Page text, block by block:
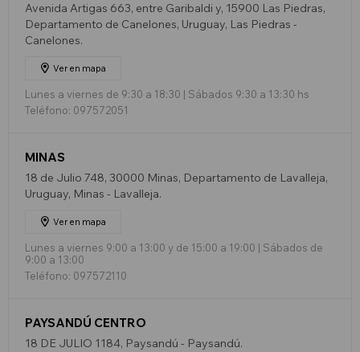
Avenida Artigas 663, entre Garibaldi y, 15900 Las Piedras,
Departamento de Canelones, Uruguay, Las Piedras -
Canelones.
Ver en mapa
Lunes a viernes de 9:30 a 18:30 | Sábados 9:30 a 13:30 hs
Teléfono: 097572051
MINAS
18 de Julio 748, 30000 Minas, Departamento de Lavalleja,
Uruguay, Minas - Lavalleja.
Ver en mapa
Lunes a viernes 9:00 a 13:00 y de 15:00 a 19:00 | Sábados de
9:00 a 13:00
Teléfono: 097572110
PAYSANDÚ CENTRO
18 DE JULIO 1184, Paysandú - Paysandú.